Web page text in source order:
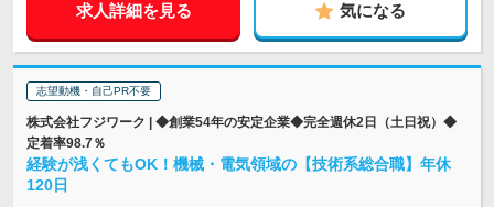
求人詳細を見る 気になる
志望動機・自己PR不要
株式会社フジワーク | ◆創業54年の安定企業◆完全週休2日（土日祝）◆
定着率98.7％
経験が浅くてもOK！機械・電気領域の【技術系総合職】年休
120日